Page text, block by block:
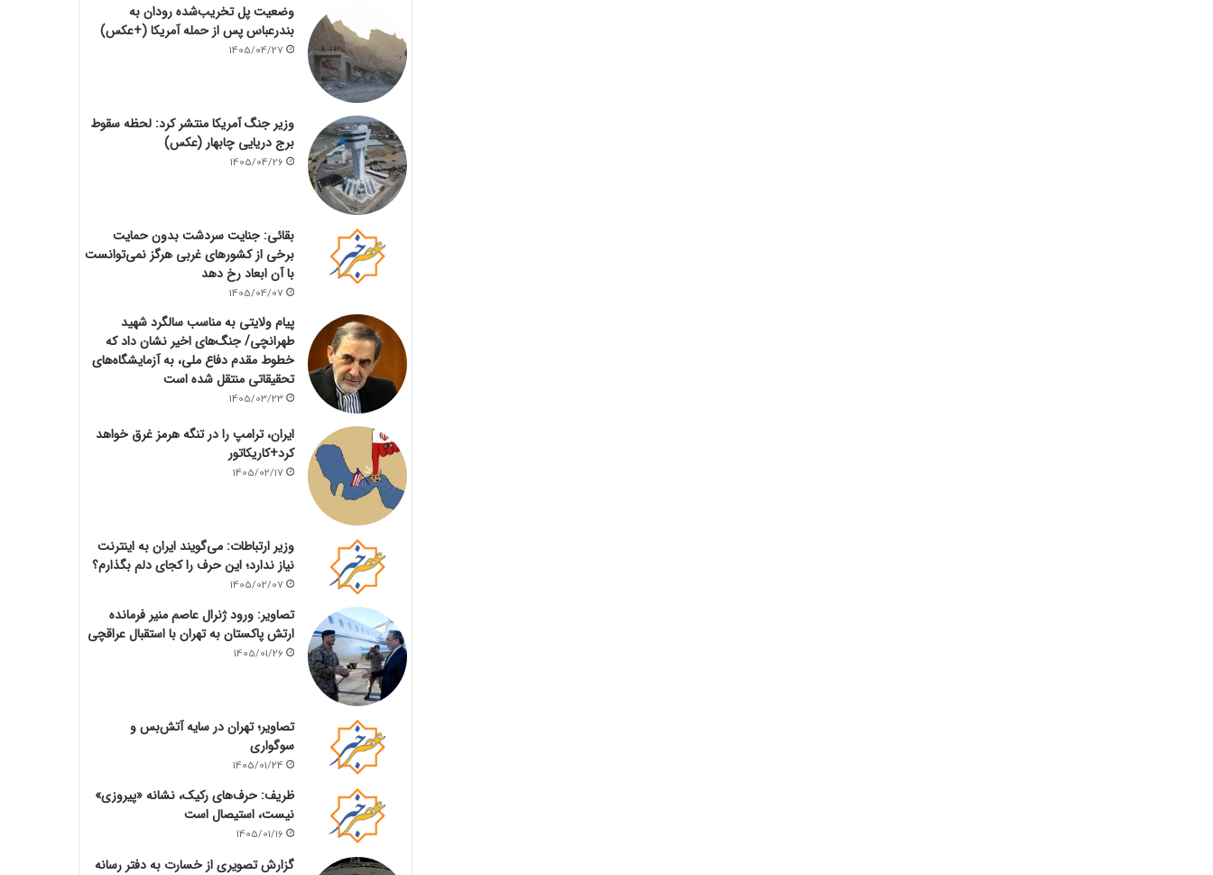
وضعیت پل تخریب‌شده رودان به
بندرعباس پس از حمله آمریکا (+عکس)
1405/04/27
وزیر جنگ آمریکا منتشر کرد: لحظه سقوط
برج دریایی چابهار (عکس)
1405/04/26
بقائی: جنایت سردشت بدون حمایت
برخی از کشورهای غربی هرگز نمی‌توانست
با آن ابعاد رخ دهد
1405/04/07
پیام ولایتی به مناسب سالگرد شهید
طهرانچی/ جنگ‌های اخیر نشان داد که
خطوط مقدم دفاع ملی، به آزمایشگاه‌های
تحقیقاتی منتقل شده است
1405/03/23
ایران، ترامپ را در تنگه هرمز غرق خواهد
کرد+کاریکاتور
1405/02/17
وزیر ارتباطات: می‌گویند ایران به اینترنت
نیاز ندارد؛ این حرف را کجای دلم بگذارم؟
1405/02/07
تصاویر: ورود ژنرال عاصم منیر فرمانده
ارتش پاکستان به تهران با استقبال عراقچی
1405/01/26
تصاویر؛ تهران در سایه آتش‌بس و
سوگواری
1405/01/24
ظریف: حرف‌های رکیک، نشانه «پیروزی»
نیست، استیصال است
1405/01/16
گزارش تصویری از خسارت به دفتر رسانه